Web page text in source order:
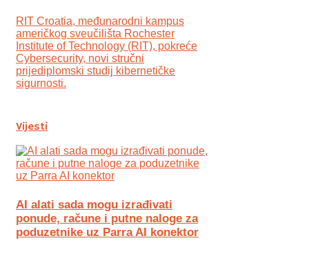
RIT Croatia, međunarodni kampus
američkog sveučilišta Rochester
Institute of Technology (RIT), pokreće
Cybersecurity, novi stručni
prijediplomski studij kibernetičke
sigurnosti.
Vijesti
AI alati sada mogu izrađivati
ponude, račune i putne naloge za
poduzetnike uz Parra AI konektor